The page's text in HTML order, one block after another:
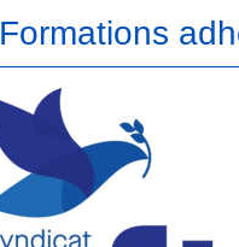
Formations